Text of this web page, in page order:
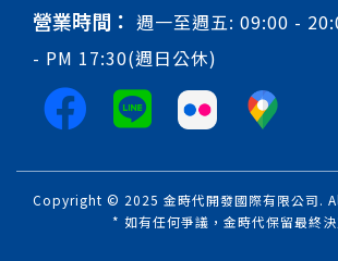
營業時間： 週一至週五: 09:00 -
- PM 17:30(週日公休)
Copyright © 2025 金時代開發國際有限公司.
* 如有任何爭議，金時代保留最終